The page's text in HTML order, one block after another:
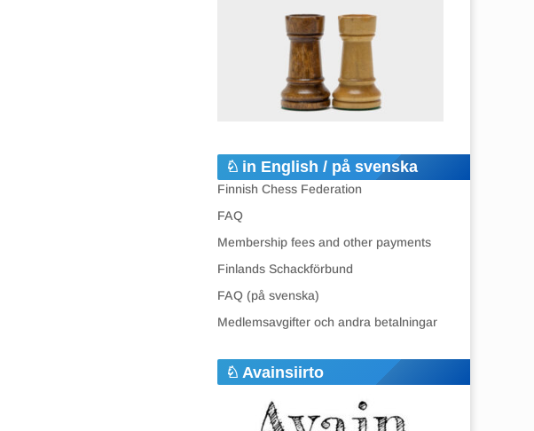
in English / på svenska
Finnish Chess Federation
FAQ
Membership fees and other payments
Finlands Schackförbund
FAQ (på svenska)
Medlemsavgifter och andra betalningar
Avainsiirto